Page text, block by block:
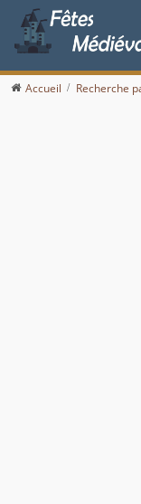
Accueil Recherche